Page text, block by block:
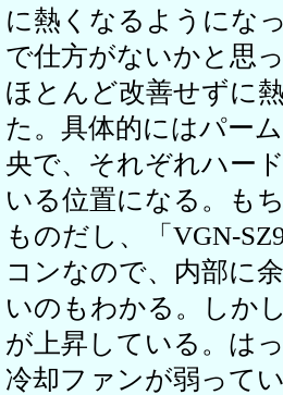
に熱くなるようにな
で仕方がないかと思
ほとんど改善せずに
た。具体的にはパー
央で、それぞれハー
いる位置になる。も
ものだし、「VGN-
コンなので、内部に
いのもわかる。しか
が上昇している。は
冷却ファンが弱って